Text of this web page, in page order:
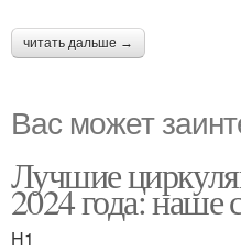
читать дальше →
Вас может
Лучшие
2024 года: наше
H1